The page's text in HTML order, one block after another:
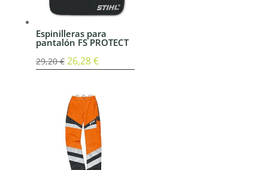
Espinilleras para
pantalón FS PROTECT
29,20€ El
era:
29,20 €.
26,28€El
es:
26,28 €.